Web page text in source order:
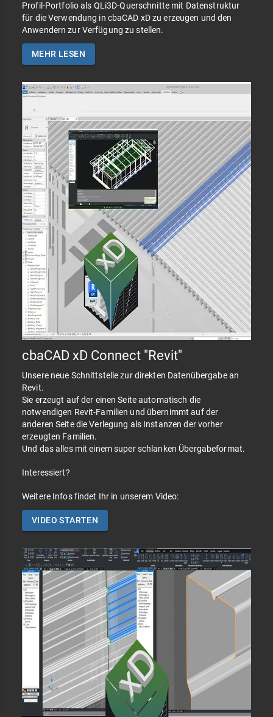
Profil-Portfolio als QLi3D-Querschnitte mit Datenstruktur
für die Verwendung in cbaCAD xD zu erzeugen und den
Anwendern zur Verfügung zu stellen.
MEHR LESEN
cbaCAD xD Connect "Revit"
Unsere neue Schnittstelle zur direkten Datenübergabe an
Revit.
Sie erzeugt auf der einen Seite automatisch die
notwendigen Revit-Familien und übernimmt auf der
anderen Seite die Verlegung als Instanzen der vorher
erzeugten Familien.
Und das alles mit einem super schlanken Übergabeformat.
Interessiert?
Weitere Infos findet Ihr in unserem Video:
VIDEO STARTEN